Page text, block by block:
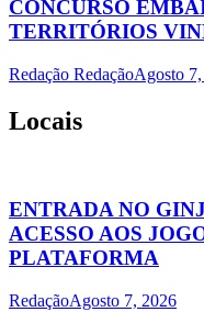
CONCURSO
TERRITÓRIOS
Redação RedaçãoAgosto
Locais
ENTRADA NO
ACESSO AOS
PLATAFORMA
RedaçãoAgosto 7, 2026